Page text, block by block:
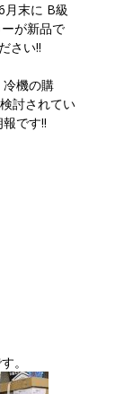
末に B級
が新品で
さい!!
機の購
討されてい
です!!
。